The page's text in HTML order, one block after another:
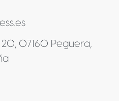
20, 07160 Peguera,